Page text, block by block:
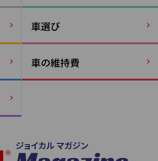
車選び
車の維持費